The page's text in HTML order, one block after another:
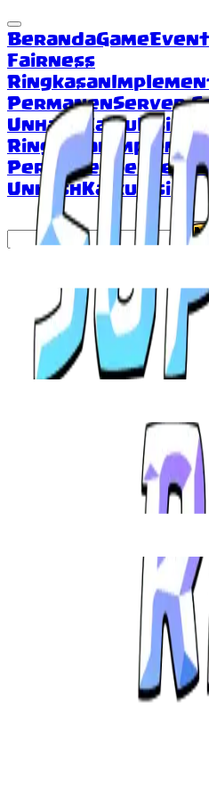
BerandaGame
Fairness
Ringkasan
PermanenServer
UnhashKalkulasi
Ringkasan
Permanen Server
UnhashKalkulasi
Server Seed